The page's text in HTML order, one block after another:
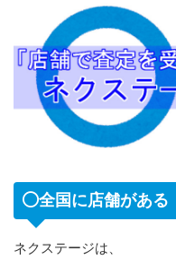
全国に店舗がある
ネクステージは、